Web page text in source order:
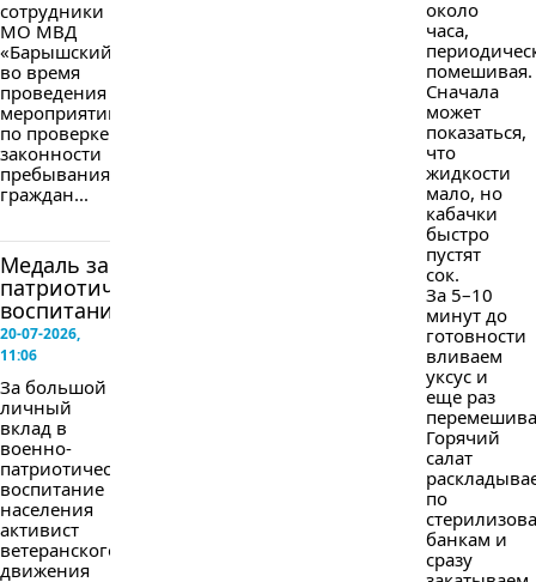
сотрудники
МО МВД
«Барышский»
во время
проведения
мероприятий
по проверке
законности
пребывания
граждан...
Медаль за
патриотическое
воспитание
20-07-2026,
11:06
За большой
личный
вклад в
военно-
патриотическое
воспитание
населения
активист
ветеранского
движения
около
часа,
помешивая.
Сначала
может
показаться,
что
жидкости
мало, но
кабачки
быстро
пустят
сок.
За 5–10
минут до
готовности
вливаем
уксус и
еще раз
Горячий
салат
по
банкам и
сразу